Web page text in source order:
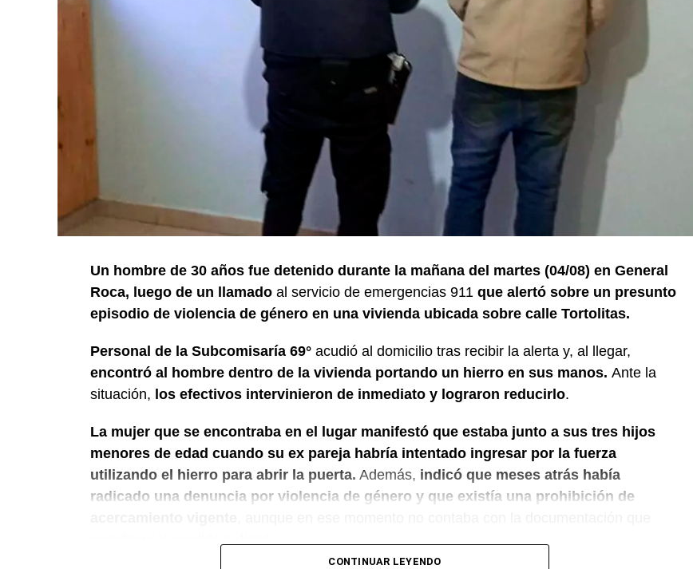
Un hombre de 30 años fue detenido durante la mañana del martes (04/08) en General
Roca, luego de un llamado al servicio de emergencias 911 que alertó sobre un presunto
episodio de violencia de género en una vivienda ubicada sobre calle Tortolitas.
Personal de la Subcomisaría 69° acudió al domicilio tras recibir la alerta y, al llegar,
encontró al hombre dentro de la vivienda portando un hierro en sus manos. Ante la
situación, los efectivos intervinieron de inmediato y lograron reducirlo.
La mujer que se encontraba en el lugar manifestó que estaba junto a sus tres hijos
menores de edad cuando su ex pareja habría intentado ingresar por la fuerza
utilizando el hierro para abrir la puerta. Además, indicó que meses atrás había
radicado una denuncia por violencia de género y que existía una prohibición de
CONTINUAR LEYENDO